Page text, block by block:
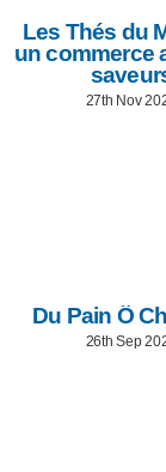
Les Thés du
un commerce
27th Nov
Du Pain Ô
26th Sep